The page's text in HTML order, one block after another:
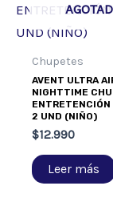
Chupetes
AVENT ULTRA
NIGHTTIME
2 UND (NIÑO)
$12.990
Leer más